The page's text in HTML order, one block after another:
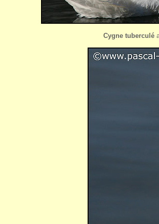
Cygne tuberculé